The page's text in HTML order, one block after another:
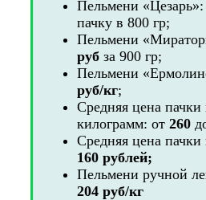
Пельмени «Цезарь»:
пачку в 800 гр;
Пельмени
руб за 900 гр;
Пельмени
руб/кг;
Средняя цена пачки
килограмм: от 260
Средняя цена пачки
160 рублей;
Пельмени ручной
204 руб/кг